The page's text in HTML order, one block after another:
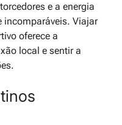
e a energia
incomparáveis. Viajar
oferece a
local e sentir a